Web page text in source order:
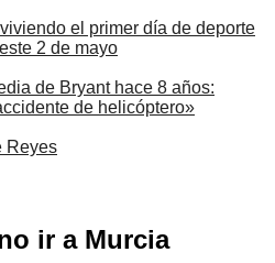
el primer día de deporte
2 de mayo
de Bryant hace 8 años:
de helicóptero»
Reyes
ir a Murcia